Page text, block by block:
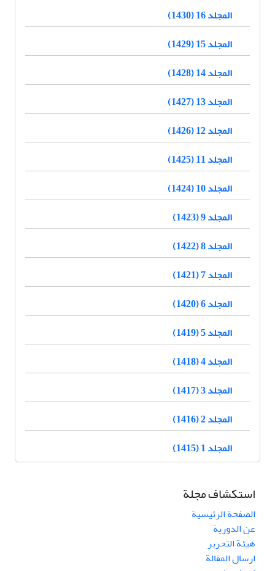
المجلد 16 (1430)
المجلد 15 (1429)
المجلد 14 (1428)
المجلد 13 (1427)
المجلد 12 (1426)
المجلد 11 (1425)
المجلد 10 (1424)
المجلد 9 (1423)
المجلد 8 (1422)
المجلد 7 (1421)
المجلد 6 (1420)
المجلد 5 (1419)
المجلد 4 (1418)
المجلد 3 (1417)
المجلد 2 (1416)
المجلد 1 (1415)
استكشاف مجلة
الصفحة الرئيسية
عن الدورية
هيئة التحرير
ارسال المقالة